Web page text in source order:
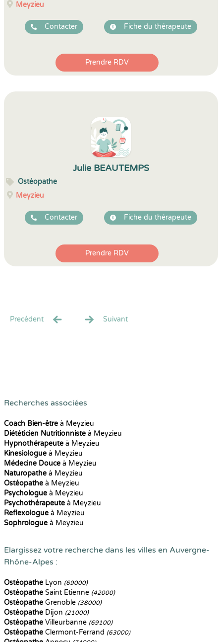
Meyzieu
Contacter Fiche du thérapeute
Prendre RDV
Julie BEAUTEMPS
Ostéopathe
Meyzieu
Contacter Fiche du thérapeute
Prendre RDV
Precédent Suivant
Recherches associées
Coach Bien-être à Meyzieu
Diététicien Nutritionniste à Meyzieu
Hypnothérapeute à Meyzieu
Kinesiologue à Meyzieu
Médecine Douce à Meyzieu
Naturopathe à Meyzieu
Ostéopathe à Meyzieu
Psychologue à Meyzieu
Psychothérapeute à Meyzieu
Reflexologue à Meyzieu
Sophrologue à Meyzieu
Elargissez votre recherche dans les villes en Auvergne-
Rhône-Alpes :
Ostéopathe Lyon (69000)
Ostéopathe Saint Etienne (42000)
Ostéopathe Grenoble (38000)
Ostéopathe Dijon (21000)
Ostéopathe Villeurbanne (69100)
Ostéopathe Clermont-Ferrand (63000)